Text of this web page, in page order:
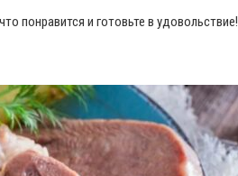
понравится и готовьте в удовольствие!